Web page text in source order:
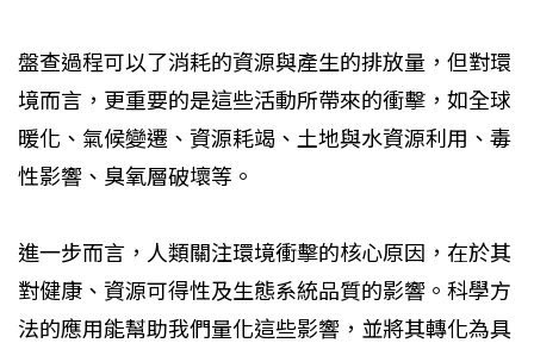
盤查過程可以了消耗的資源與產生的排放量，但對環
境而言，更重要的是這些活動所帶來的衝擊，如全球
暖化、氣候變遷、資源耗竭、土地與水資源利用、毒
性影響、臭氧層破壞等。
進一步而言，人類關注環境衝擊的核心原因，在於其
對健康、資源可得性及生態系統品質的影響。科學方
法的應用能幫助我們量化這些影響，並將其轉化為具